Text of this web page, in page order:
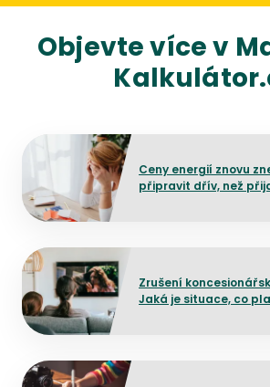
Objevte více v
Ceny energií znovu
připravit dřív, než
Přejít na detail článku
Zrušení
Jaká je situace, co
Přejít na detail článku
Přejít na detail článku